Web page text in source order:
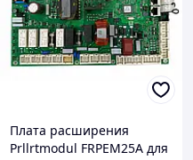
Плата расширения
Prllrtmodul FRPEM25A для